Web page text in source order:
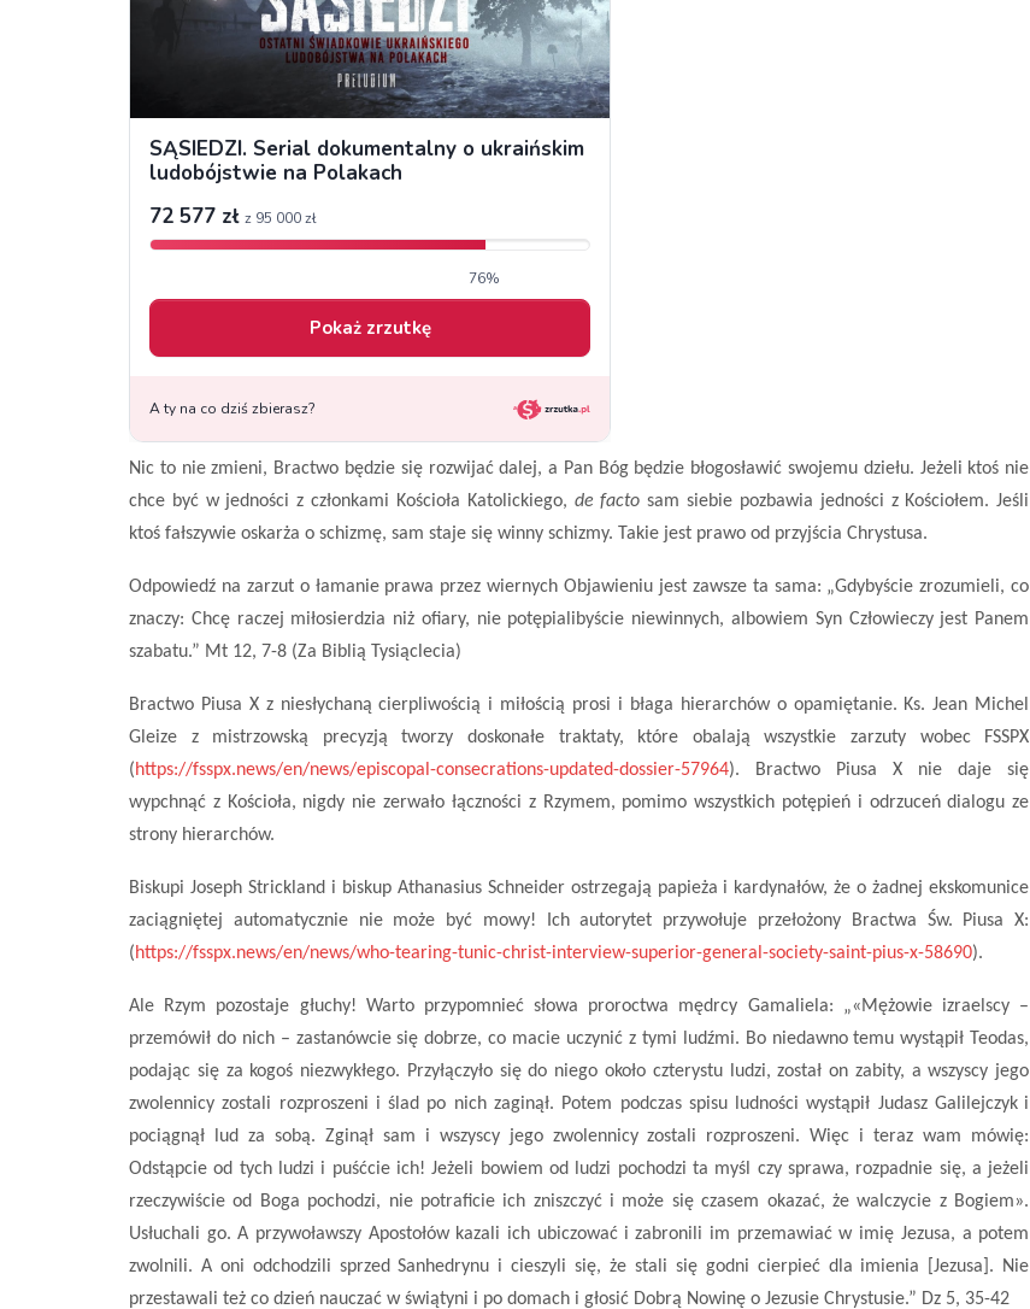
Nic to nie zmieni, Bractwo będzie się rozwijać dalej, a Pan Bóg będzie błogosławić swojemu dziełu. Jeżeli ktoś nie
chce być w jedności z członkami Kościoła Katolickiego, de facto sam siebie pozbawia jedności z Kościołem. Jeśli
ktoś fałszywie oskarża o schizmę, sam staje się winny schizmy. Takie jest prawo od przyjścia Chrystusa.
Odpowiedź na zarzut o łamanie prawa przez wiernych Objawieniu jest zawsze ta sama: „Gdybyście zrozumieli, co
znaczy: Chcę raczej miłosierdzia niż ofiary, nie potępialibyście niewinnych, albowiem Syn Człowieczy jest Panem
szabatu.” Mt 12, 7-8 (Za Biblią Tysiąclecia)
Bractwo Piusa X z niesłychaną cierpliwością i miłością prosi i błaga hierarchów o opamiętanie. Ks. Jean Michel
Gleize z mistrzowską precyzją tworzy doskonałe traktaty, które obalają wszystkie zarzuty wobec FSSPX
(https://fsspx.news/en/news/episcopal-consecrations-updated-dossier-57964). Bractwo Piusa X nie daje się
wypchnąć z Kościoła, nigdy nie zerwało łączności z Rzymem, pomimo wszystkich potępień i odrzuceń dialogu ze
strony hierarchów.
Biskupi Joseph Strickland i biskup Athanasius Schneider ostrzegają papieża i kardynałów, że o żadnej ekskomunice
zaciągniętej automatycznie nie może być mowy! Ich autorytet przywołuje przełożony Bractwa Św. Piusa X:
(https://fsspx.news/en/news/who-tearing-tunic-christ-interview-superior-general-society-saint-pius-x-58690).
Ale Rzym pozostaje głuchy! Warto przypomnieć słowa proroctwa mędrcy Gamaliela: „«Mężowie izraelscy –
przemówił do nich – zastanówcie się dobrze, co macie uczynić z tymi ludźmi. Bo niedawno temu wystąpił Teodas,
podając się za kogoś niezwykłego. Przyłączyło się do niego około czterystu ludzi, został on zabity, a wszyscy jego
zwolennicy zostali rozproszeni i ślad po nich zaginął. Potem podczas spisu ludności wystąpił Judasz Galilejczyk i
pociągnął lud za sobą. Zginął sam i wszyscy jego zwolennicy zostali rozproszeni. Więc i teraz wam mówię:
Odstąpcie od tych ludzi i puśćcie ich! Jeżeli bowiem od ludzi pochodzi ta myśl czy sprawa, rozpadnie się, a jeżeli
rzeczywiście od Boga pochodzi, nie potraficie ich zniszczyć i może się czasem okazać, że walczycie z Bogiem».
Usłuchali go. A przywoławszy Apostołów kazali ich ubiczować i zabronili im przemawiać w imię Jezusa, a potem
zwolnili. A oni odchodzili sprzed Sanhedrynu i cieszyli się, że stali się godni cierpieć dla imienia [Jezusa]. Nie
przestawali też co dzień nauczać w świątyni i po domach i głosić Dobrą Nowinę o Jezusie Chrystusie.” Dz 5, 35-42